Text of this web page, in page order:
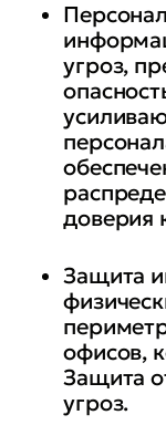
угроз,
доверия
Защита
офисов,
Защита
угроз.